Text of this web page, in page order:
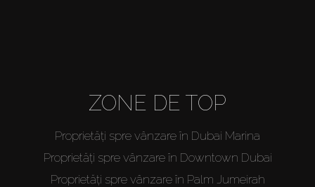
ZONE DE TOP
Proprietăți spre vânzare în Dubai Marina
Proprietăți spre vânzare în Downtown Dubai
Proprietăți spre vânzare în Palm Jumeirah